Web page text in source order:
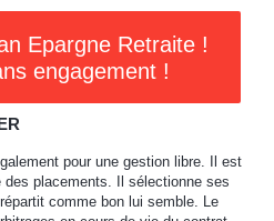
Epargne Retraite !
engagement !
pour une gestion libre. Il est
placements. Il sélectionne ses
comme bon lui semble. Le